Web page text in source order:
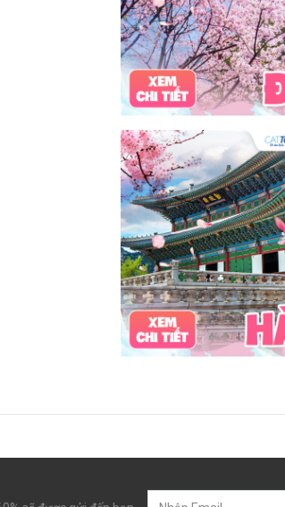
Tuyển dụng
Nhân
miền Bắc
miền Trung
đền độc cước
chi phí
mùa đông
món ngon
câu mực đêm
Dù bay
Vinpearl Cửa Hội
Nhà phao
Quê Bác
Tuần Châu
Tàu Hỏa
Du lịch Cửa Lò 2 ngày 1
hoa anh đào
Tết
Tết dương
Mộc Châu
Tam Chúc
chùa Tam
Tây Nguyên
Nha